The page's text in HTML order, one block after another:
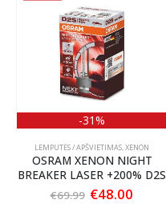
-31%
LEMPUTĖS / APŠVIETIMAS,XENON
OSRAM XENON NIGHT
BREAKER LASER +200% D2S
€69.99 Original
€48.00